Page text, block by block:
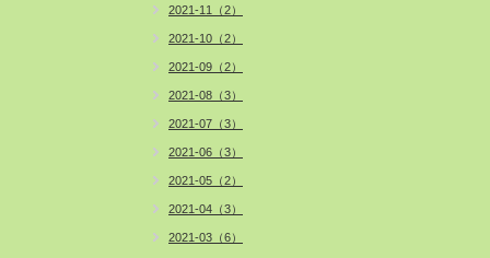
2021-11（2）
2021-10（2）
2021-09（2）
2021-08（3）
2021-07（3）
2021-06（3）
2021-05（2）
2021-04（3）
2021-03（6）